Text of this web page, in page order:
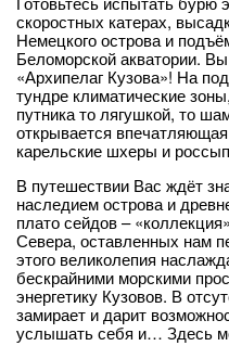
скоростных катерах,
Немецкого острова и
Беломорской акватории.
«Архипелаг Кузова»! На
тундре климатические
путника то лягушкой, то
открывается
карельские шхеры и
В путешествии Вас ждёт
наследием острова и
плато сейдов –
Севера, оставленных нам
этого великолепия
бескрайними морскими
энергетику Кузовов. В
замирает и дарит
услышать себя и… Здесь